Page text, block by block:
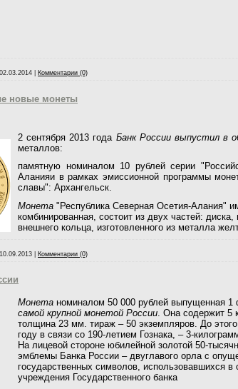
02.03.2014 Комментарии (0)
новые монеты
2 сентября 2013 года Банк России выпустил в
металлов:
памятную номиналом 10 рублей серии
Аланияи в рамках эмиссионной программы
славы": Архангельск.
Монета "Республика Северная Осетия-Алания"
комбинированная, состоит из двух частей:
внешнего кольца, изготовленного из металла
10.09.2013 Комментарии (0)
Монета номиналом 50 000 рублей выпущенная
самой крупной монетой России. Она содержит 5
толщина 23 мм. тираж – 50 экземпляров. До
году в связи со 190-летием Гознака, – 3-
На лицевой стороне юбилейной золотой 50-
эмблемы Банка России – двуглавого орла с
государственных символов, использовавшихся
учреждения Государственного банка